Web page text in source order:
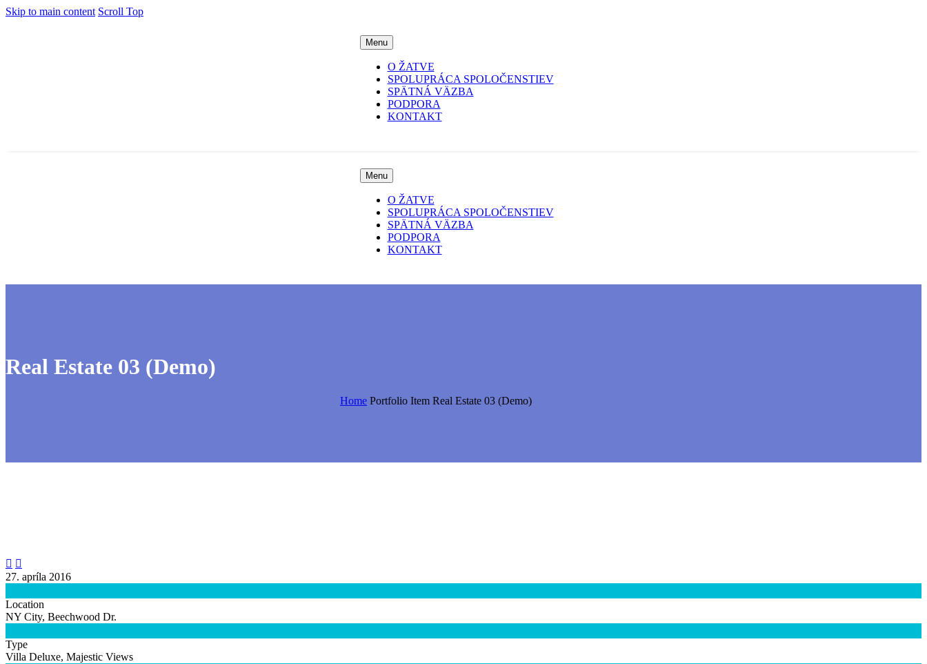
Skip to main content Scroll Top
Menu
O ŽATVE
SPOLUPRÁCA SPOLOČENSTIEV
SPÄTNÁ VÄZBA
PODPORA
KONTAKT
Menu
O ŽATVE
SPOLUPRÁCA SPOLOČENSTIEV
SPÄTNÁ VÄZBA
PODPORA
KONTAKT
Real Estate 03 (Demo)
Home Portfolio Item Real Estate 03 (Demo)
 
27. apríla 2016
Location
NY City, Beechwood Dr.
Type
Villa Deluxe, Majestic Views